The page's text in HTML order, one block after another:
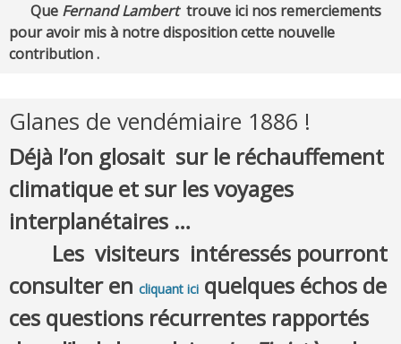
Que Fernand Lamberttrouve ici nos remerciements
pour avoir mis à notre disposition cette nouvelle
contribution .
Glanes de vendémiaire 1886 !
Déjà l’on glosait sur le réchauffement
climatique et sur les voyages
interplanétaires …
Les visiteurs intéressés pourront
consulter en cliquant ici quelques échos de
ces questions récurrentes rapportés